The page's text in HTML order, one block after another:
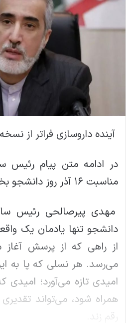
ی
م
آینده داروسازی فراتر از
در ادامه متن پیام رئیس
مناسبت ۱۶ آذر روز دانشجو بخوانید👇
مهدی پیرصالحی رئیس
دانشجو تنها یادمان یک
از راهی که از پرسش
می‌رسد. هر نسلی که پا به
امیدی تازه می‌آورد؛ امیدی
همراه شود، می‌تواند
رقم زند.